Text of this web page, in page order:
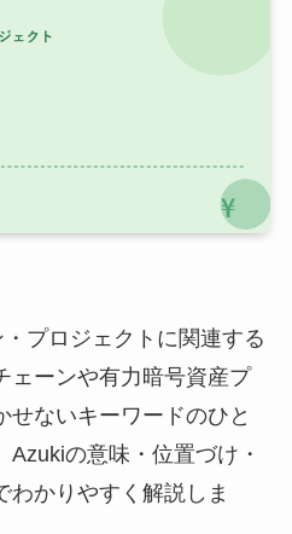
プロジェクトに関連する
ェーンや有力暗号資産プ
せないキーワードのひと
の意味・位置づけ・
わかりやすく解説しま